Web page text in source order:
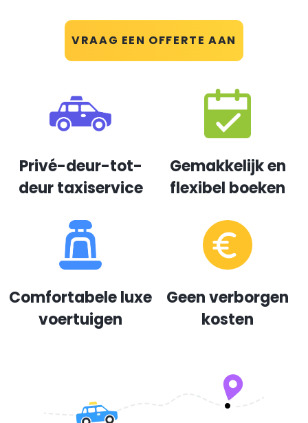
VRAAG EEN OFFERTE AAN
Privé-deur-tot-
deur taxiservice
Gemakkelijk en
flexibel boeken
Comfortabele luxe
voertuigen
Geen verborgen
kosten